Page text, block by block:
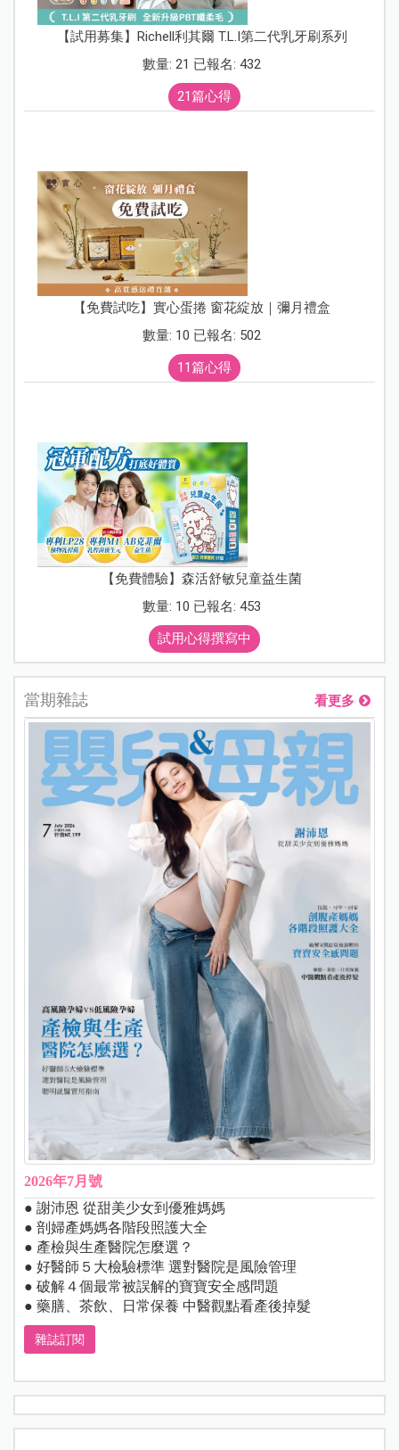
【試用募集】Richell利其爾 T.L.I第二代乳牙刷系列
數量: 21 已報名: 432
21篇心得
【免費試吃】實心蛋捲 窗花綻放｜彌月禮盒
數量: 10 已報名: 502
11篇心得
【免費體驗】森活舒敏兒童益生菌
數量: 10 已報名: 453
試用心得撰寫中
當期雜誌 看更多
2026年7月號
● 謝沛恩 從甜美少女到優雅媽媽
● 剖婦產媽媽各階段照護大全
● 產檢與生產醫院怎麼選？
● 好醫師５大檢驗標準 選對醫院是風險管理
● 破解４個最常被誤解的寶寶安全感問題
● 藥膳、茶飲、日常保養 中醫觀點看產後掉髮
雜誌訂閱